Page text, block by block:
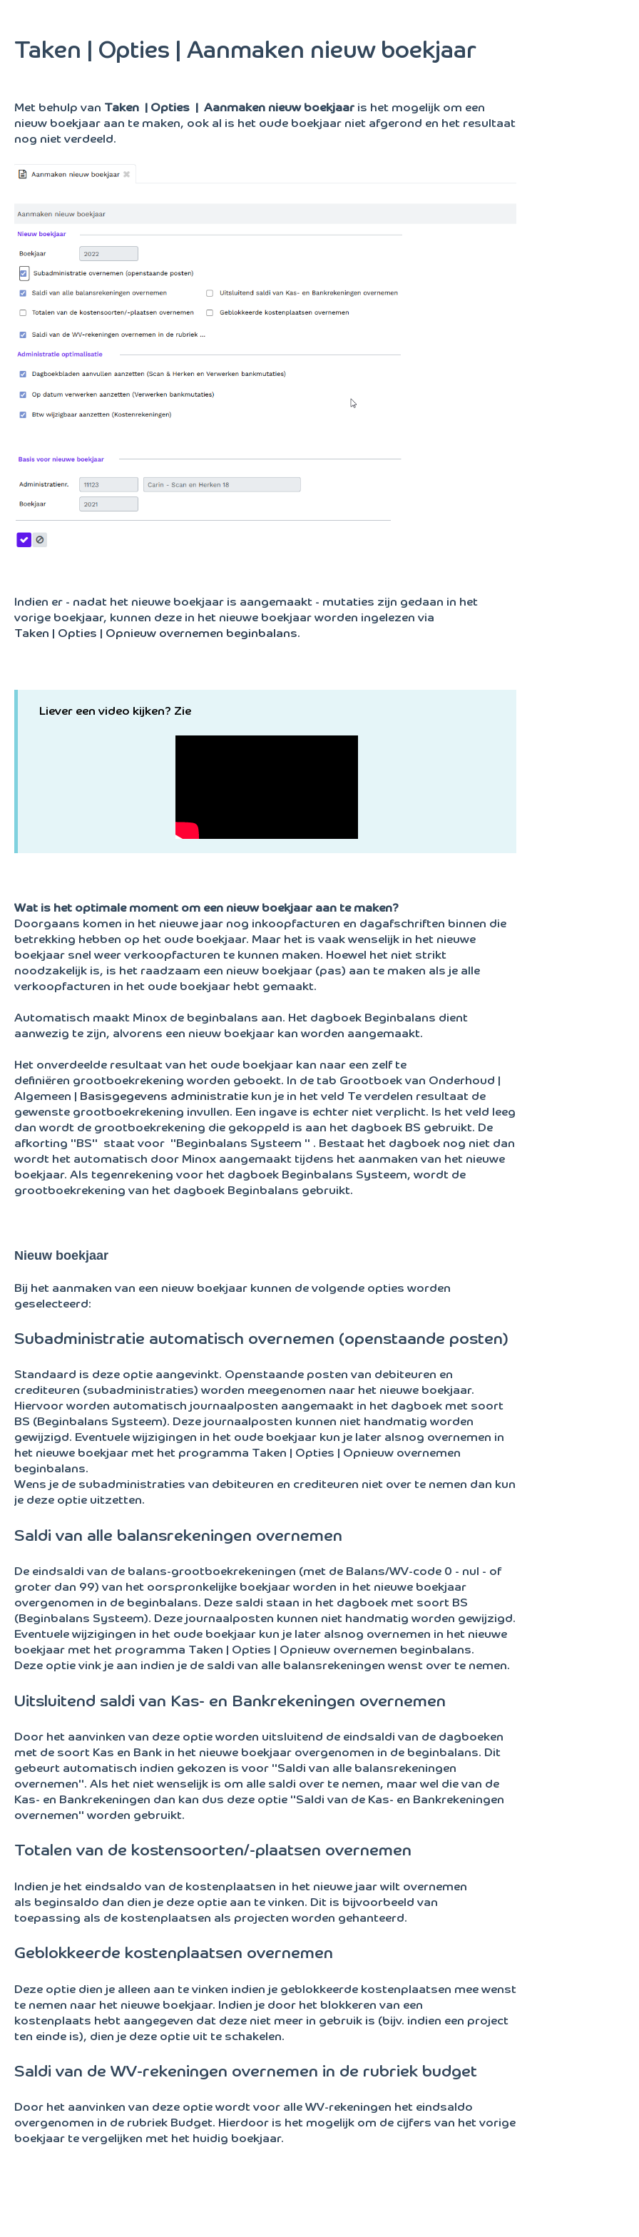
Taken | Opties | Aanmaken nieuw boekjaar
Met behulp van Taken | Opties | Aanmaken nieuw boekjaaris het mogelijk om een
nieuw boekjaar aan te maken, ook al is het oude boekjaar niet afgerond en het resultaat
nog niet verdeeld.
Indien er - nadat het nieuwe boekjaar is aangemaakt - mutaties zijn gedaan in het
vorige boekjaar, kunnen deze in het nieuwe boekjaar worden ingelezen via
Taken | Opties | Opnieuw overnemen beginbalans.
Liever een video kijken? Zie
Wat is het optimale moment om een nieuw boekjaar aan te maken?
Doorgaans komen in het nieuwe jaar nog inkoopfacturen en dagafschriften binnen die
betrekking hebben op het oude boekjaar. Maar het is vaak wenselijk in het nieuwe
boekjaar snel weer verkoopfacturen te kunnen maken. Hoewel het niet strikt
noodzakelijk is, is het raadzaam een nieuw boekjaar (pas) aan te maken als je alle
verkoopfacturen in het oude boekjaar hebt gemaakt.
Automatisch maakt Minox de beginbalans aan. Het dagboek Beginbalans dient
aanwezig te zijn, alvorens een nieuw boekjaar kan worden aangemaakt.
Het onverdeelde resultaat van het oude boekjaar kan naar een zelf te
definiëren grootboekrekening worden geboekt. In de tab Grootboek van Onderhoud |
Algemeen | Basisgegevens administratiekun je in het veld Te verdelen resultaat de
gewenste grootboekrekening invullen. Een ingave is echter niet verplicht. Is het veld leeg
dan wordt de grootboekrekening die gekoppeld is aan het dagboek BS gebruikt. De
afkorting "BS" staat voor "Beginbalans Systeem " . Bestaat het dagboek nog niet dan
wordt het automatisch door Minox aangemaakt tijdens het aanmaken van het nieuwe
boekjaar. Als tegenrekening voor het dagboek Beginbalans Systeem, wordt de
grootboekrekening van het dagboek Beginbalans gebruikt.
Nieuw boekjaar
Bij het aanmaken van een nieuw boekjaar kunnen de volgende opties worden
geselecteerd:
Subadministratie automatisch overnemen (openstaande posten)
Standaard is deze optie aangevinkt. Openstaande posten van debiteuren en
crediteuren (subadministraties) worden meegenomen naar het nieuwe boekjaar.
Hiervoor worden automatisch journaalposten aangemaakt in het dagboek met soort
BS (Beginbalans Systeem). Deze journaalposten kunnen niet handmatig worden
gewijzigd. Eventuele wijzigingen in het oude boekjaar kun je later alsnog overnemen in
het nieuwe boekjaar met het programma Taken | Opties | Opnieuw overnemen
beginbalans.
Wens je de subadministraties van debiteuren en crediteuren niet over te nemen dan kun
je deze optie uitzetten.
Saldi van alle balansrekeningen overnemen
De eindsaldi van de balans-grootboekrekeningen (met de Balans/WV-code 0 - nul - of
groter dan 99) van het oorspronkelijke boekjaar worden in het nieuwe boekjaar
overgenomen in de beginbalans. Deze saldi staan in het dagboek met soort BS
(Beginbalans Systeem). Deze journaalposten kunnen niet handmatig worden gewijzigd.
Eventuele wijzigingen in het oude boekjaar kun je later alsnog overnemen in het nieuwe
boekjaar met het programma Taken | Opties | Opnieuw overnemen beginbalans.
Deze optie vink je aan indien je de saldi van alle balansrekeningen wenst over te nemen.
Uitsluitend saldi van Kas- en Bankrekeningen overnemen
Door het aanvinken van deze optie worden uitsluitend de eindsaldi van de dagboeken
met de soort Kas en Bank in het nieuwe boekjaar overgenomen in de beginbalans. Dit
gebeurt automatisch indien gekozen is voor "Saldi van alle balansrekeningen
overnemen". Als het niet wenselijk is om alle saldi over te nemen, maar wel die van de
Kas- en Bankrekeningen dan kan dus deze optie "Saldi van de Kas- en Bankrekeningen
overnemen" worden gebruikt.
Totalen van de kostensoorten/-plaatsen overnemen
Indien je het eindsaldo van de kostenplaatsen in het nieuwe jaar wilt overnemen
als beginsaldo dan dien je deze optie aan te vinken. Dit is bijvoorbeeld van
toepassing als de kostenplaatsen als projecten worden gehanteerd.
Geblokkeerde kostenplaatsen overnemen
Deze optie dien je alleen aan te vinken indien je geblokkeerde kostenplaatsen mee wenst
te nemen naar het nieuwe boekjaar. Indien je door het blokkeren van een
kostenplaats hebt aangegeven dat deze niet meer in gebruik is (bijv. indien een project
ten einde is), dien je deze optie uit te schakelen.
Saldi van de WV-rekeningen overnemen in de rubriek budget
Door het aanvinken van deze optie wordt voor alle WV-rekeningen het eindsaldo
overgenomen in de rubriek Budget. Hierdoor is het mogelijk om de cijfers van het vorige
boekjaar te vergelijken met het huidig boekjaar.